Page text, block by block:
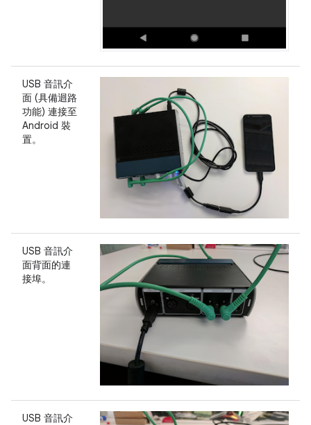
USB 音訊介
面 (具備迴路
功能) 連接至
Android 裝
置。
USB 音訊介
面背面的連
接埠。
USB 音訊介